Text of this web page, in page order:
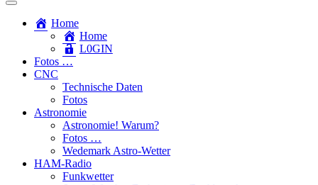
Home
Home
L​0​​GIN
Fotos …
CNC
Technische Daten
Fotos
Astronomie
Astronomie! Warum?
Fotos …
Wedemark Astro-Wetter
HAM-Radio
Funkwetter